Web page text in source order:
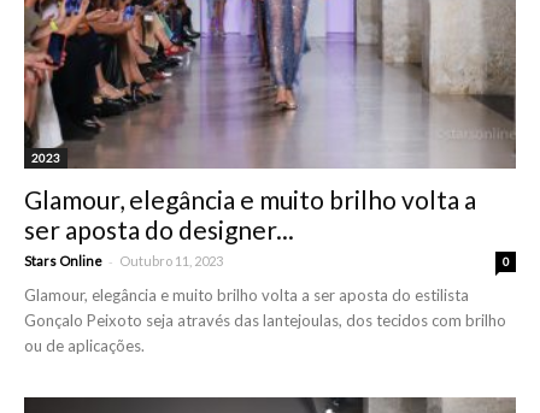
2023
Glamour, elegância e muito brilho volta a
ser aposta do designer...
Stars Online - Outubro 11, 2023 0
Glamour, elegância e muito brilho volta a ser aposta do estilista
Gonçalo Peixoto seja através das lantejoulas, dos tecidos com brilho
ou de aplicações.